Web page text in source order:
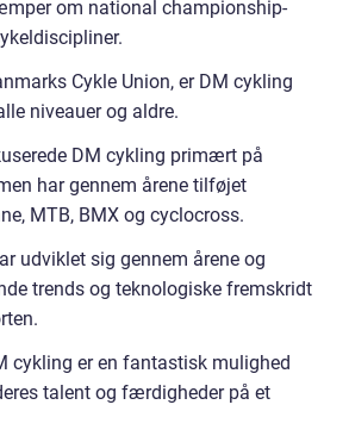
om national championship-
Cykle Union, er DM cykling
niveauer og aldre.
DM cykling primært på
har gennem årene tilføjet
MTB, BMX og cyclocross.
udviklet sig gennem årene og
trends og teknologiske fremskridt
cykling er en fantastisk mulighed
talent og færdigheder på et